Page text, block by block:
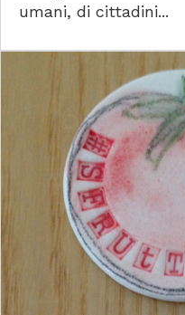
umani, di cittadini...